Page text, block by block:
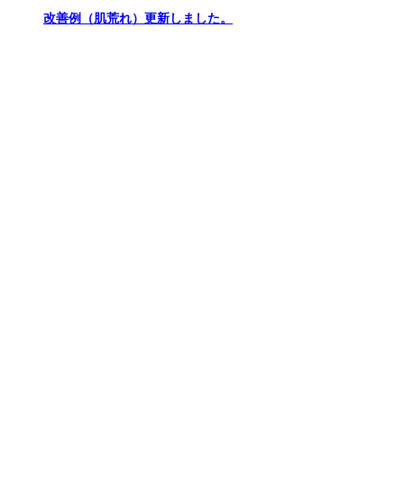
改善例（肌荒れ）更新しました。